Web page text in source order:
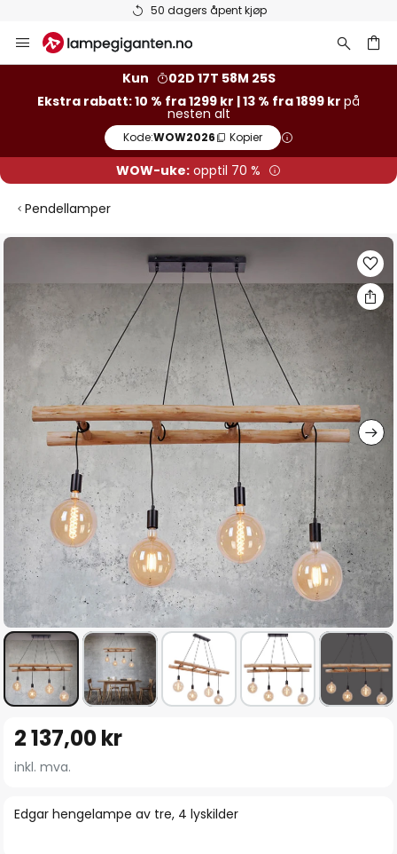
50 dagers åpent kjøp
Hopp
til
Kun
02D 17T 58M 25S
Ekstra rabatt: 10 % fra 1299 kr | 13 % fra 1899 kr på
nesten alt
Kode:WOW2026 Kopier
WOW-uke: opptil 70 %
Pendellamper
Gå
slutten
av
bildegalleri
begynnelsen
bildegalleri
Edgar hengelampe av tre, 4 lyskilder
2 137,00 kr
inkl. mva.